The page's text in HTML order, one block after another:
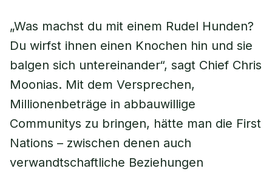
„Was machst du mit einem Rudel Hunden?
Du wirfst ihnen einen Knochen hin und sie
balgen sich untereinander“, sagt Chief Chris
Moonias. Mit dem Versprechen,
Millionenbeträge in abbauwillige
Communitys zu bringen, hätte man die First
Nations – zwischen denen auch
verwandtschaftliche Beziehungen